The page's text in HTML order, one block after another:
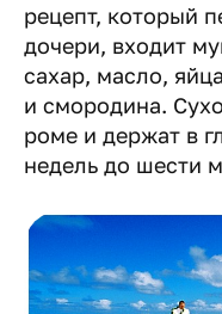
рецепт, который
дочери, входит
сахар, масло,
и смородина.
роме и держат в
недель до шести